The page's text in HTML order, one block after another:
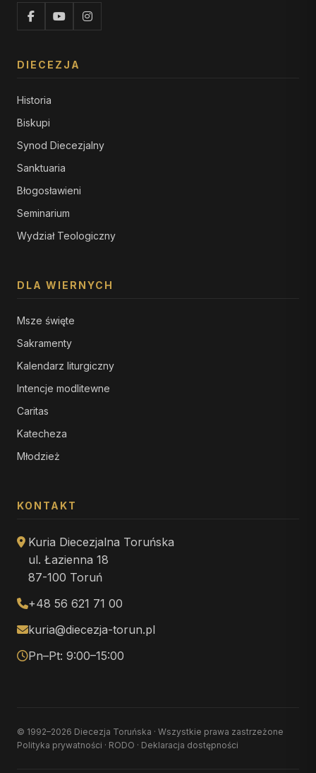
DIECEZJA
Historia
Biskupi
Synod Diecezjalny
Sanktuaria
Błogosławieni
Seminarium
Wydział Teologiczny
DLA WIERNYCH
Msze święte
Sakramenty
Kalendarz liturgiczny
Intencje modlitewne
Caritas
Katecheza
Młodzież
KONTAKT
Kuria Diecezjalna Toruńska
ul. Łazienna 18
87-100 Toruń
+48 56 621 71 00
kuria@diecezja-torun.pl
Pn–Pt: 9:00–15:00
© 1992–2026 Diecezja Toruńska · Wszystkie prawa zastrzeżone
Polityka prywatności · RODO · Deklaracja dostępności